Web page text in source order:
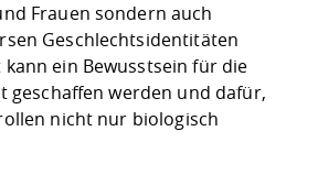
Frauen sondern auch
Geschlechtsidentitäten
ein Bewusstsein für die
geschaffen werden und dafür,
nicht nur biologisch